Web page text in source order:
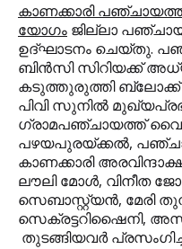
കാണക്കാരി
യോഗം ജില്ലാ
ഉദ്ഘാടനം ചെയ്തു.
ബിന്‍സി സിറിയക്ക്
കടുത്തുരുത്തി
പിവി സുനില്‍
ഗ്രാമപഞ്ചായത്ത്
പഴയപുരയ്ക്കല്‍,
കാണക്കാരി
ലൗലി മോള്‍, വിനീത
സെബാസ്റ്റ്യന്‍, മേരി
സെക്രട്ടറിഷൈനി,
തുടങ്ങിയവര്‍